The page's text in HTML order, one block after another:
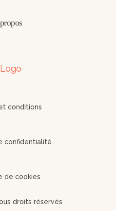
conditions
confidentialité
de cookies
droits réservés